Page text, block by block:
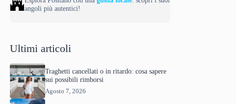
angoli più autentici!
Ultimi articoli
Traghetti cancellati o in ritardo: cosa sapere
sui possibili rimborsi
Agosto 7, 2026